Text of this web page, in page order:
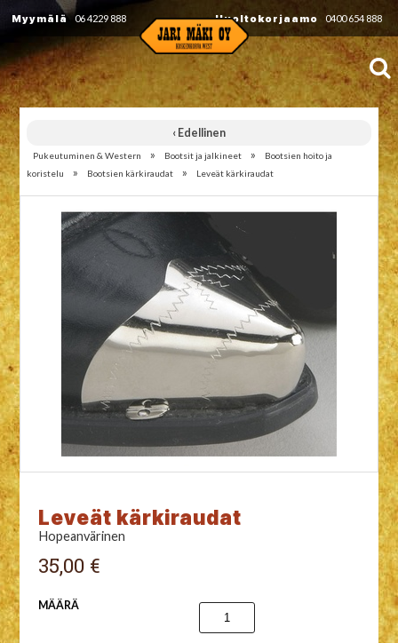
Myymälä 06 4229 888 Huoltokorjaamo 0400 654 888
‹ Edellinen
Pukeutuminen & Western » Bootsit ja jalkineet »
Bootsien hoito ja
koristelu
» Bootsien kärkiraudat » Leveät kärkiraudat
Leveät kärkiraudat
Hopeanvärinen
35,00 €
MÄÄRÄ